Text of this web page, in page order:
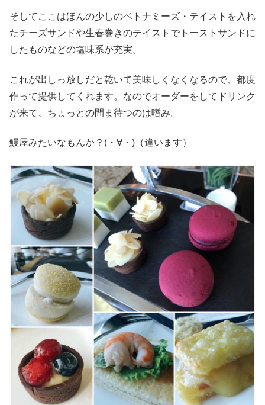
そしてここはほんの少しのベトナミーズ・テイストを入れ
たチーズサンドや生春巻きのテイストでトーストサンドに
したものなどの塩味系が充実。
これが出しっ放しだと乾いて美味しくなくなるので、都度
作って提供してくれます。なのでオーダーをしてドリンク
が来て、ちょっとの間ま待つのは嗜み。
鰻屋みたいなもんか？(・∀・)（違います）